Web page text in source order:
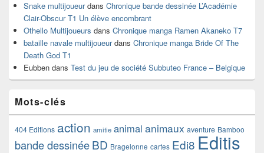
Snake multijoueurdans Chronique bande dessinée L’Académie
Clair-Obscur T1 Un élève encombrant
Othello Multijoueurs dans Chronique manga Ramen Akaneko T7
bataille navale multijoueurdans Chronique manga Bride Of The
Death God T1
Eubben dans Test du jeu de société Subbuteo France – Belgique
Mots-clés
404 Editions action amitie animal animaux aventure Bamboo
bande dessinéeBD Bragelonne cartes Edi8 Editis